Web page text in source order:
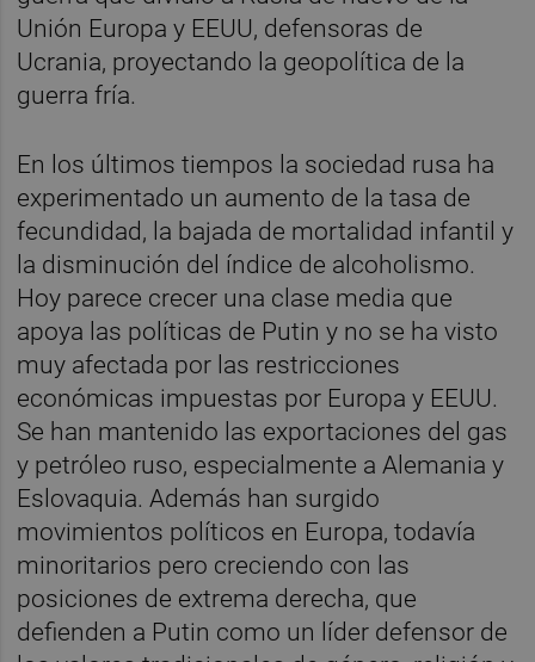
Unión Europa y EEUU, defensoras de
Ucrania, proyectando la geopolítica de la
guerra fría.
En los últimos tiempos la sociedad rusa ha
experimentado un aumento de la tasa de
fecundidad, la bajada de mortalidad infantil y
la disminución del índice de alcoholismo.
Hoy parece crecer una clase media que
apoya las políticas de Putin y no se ha visto
muy afectada por las restricciones
económicas impuestas por Europa y EEUU.
Se han mantenido las exportaciones del gas
y petróleo ruso, especialmente a Alemania y
Eslovaquia. Además han surgido
movimientos políticos en Europa, todavía
minoritarios pero creciendo con las
posiciones de extrema derecha, que
defienden a Putin como un líder defensor de